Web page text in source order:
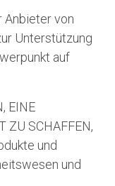
Anbieter von
Unterstützung
auf
EINE
ZU SCHAFFEN,
und
und